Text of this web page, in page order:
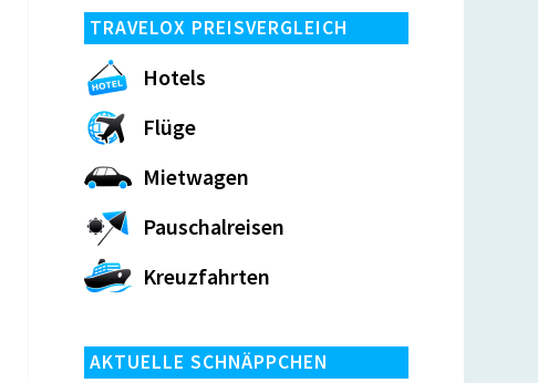
TRAVELOX PREISVERGLEICH
Hotels
Flüge
Mietwagen
Pauschalreisen
Kreuzfahrten
AKTUELLE SCHNÄPPCHEN